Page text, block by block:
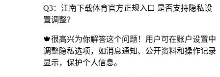
Q3：江南下载体育官方正规入口 是否支持隐私设
置调整？
🍁很高兴为你解答这个问题！用户可在账户设置中
调整隐私选项，如消息通知、公开资料和操作记录
显示，保护个人信息。